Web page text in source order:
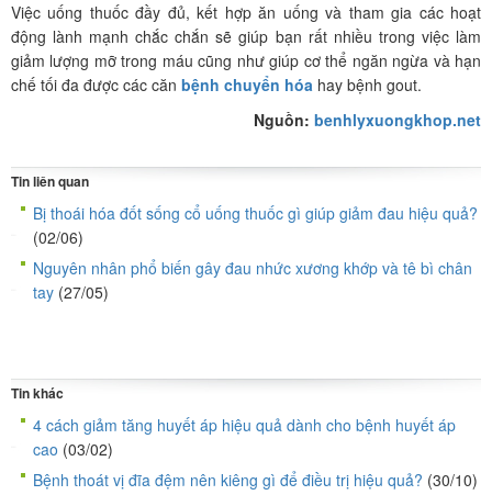
Việc uống thuốc đầy đủ, kết hợp ăn uống và tham gia các hoạt
động lành mạnh chắc chắn sẽ giúp bạn rất nhiều trong việc làm
giảm lượng mỡ trong máu cũng như giúp cơ thể ngăn ngừa và hạn
chế tối đa được các căn bệnh chuyển hóa hay bệnh gout.
Nguồn: benhlyxuongkhop.net
Tin liên quan
Bị thoái hóa đốt sống cổ uống thuốc gì giúp giảm đau hiệu quả?
(02/06)
Nguyên nhân phổ biến gây đau nhức xương khớp và tê bì chân
tay (27/05)
Tin khác
4 cách giảm tăng huyết áp hiệu quả dành cho bệnh huyết áp
cao (03/02)
Bệnh thoát vị đĩa đệm nên kiêng gì để điều trị hiệu quả? (30/10)